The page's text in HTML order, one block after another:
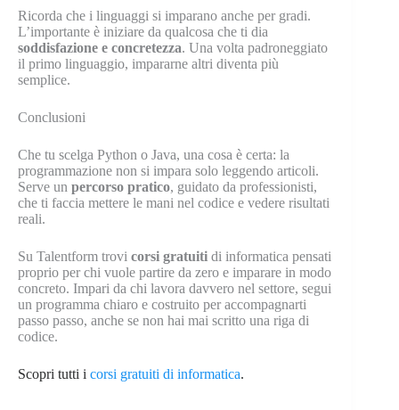
Ricorda che i linguaggi si imparano anche per gradi.
L’importante è iniziare da qualcosa che ti dia
soddisfazione e concretezza. Una volta padroneggiato
il primo linguaggio, impararne altri diventa più
semplice.
Conclusioni
Che tu scelga Python o Java, una cosa è certa: la
programmazione non si impara solo leggendo articoli.
Serve un percorso pratico, guidato da professionisti,
che ti faccia mettere le mani nel codice e vedere risultati
reali.
Su Talentform trovi corsi gratuiti di informatica pensati
proprio per chi vuole partire da zero e imparare in modo
concreto. Impari da chi lavora davvero nel settore, segui
un programma chiaro e costruito per accompagnarti
passo passo, anche se non hai mai scritto una riga di
codice.
Scopri tutti i corsi gratuiti di informatica.